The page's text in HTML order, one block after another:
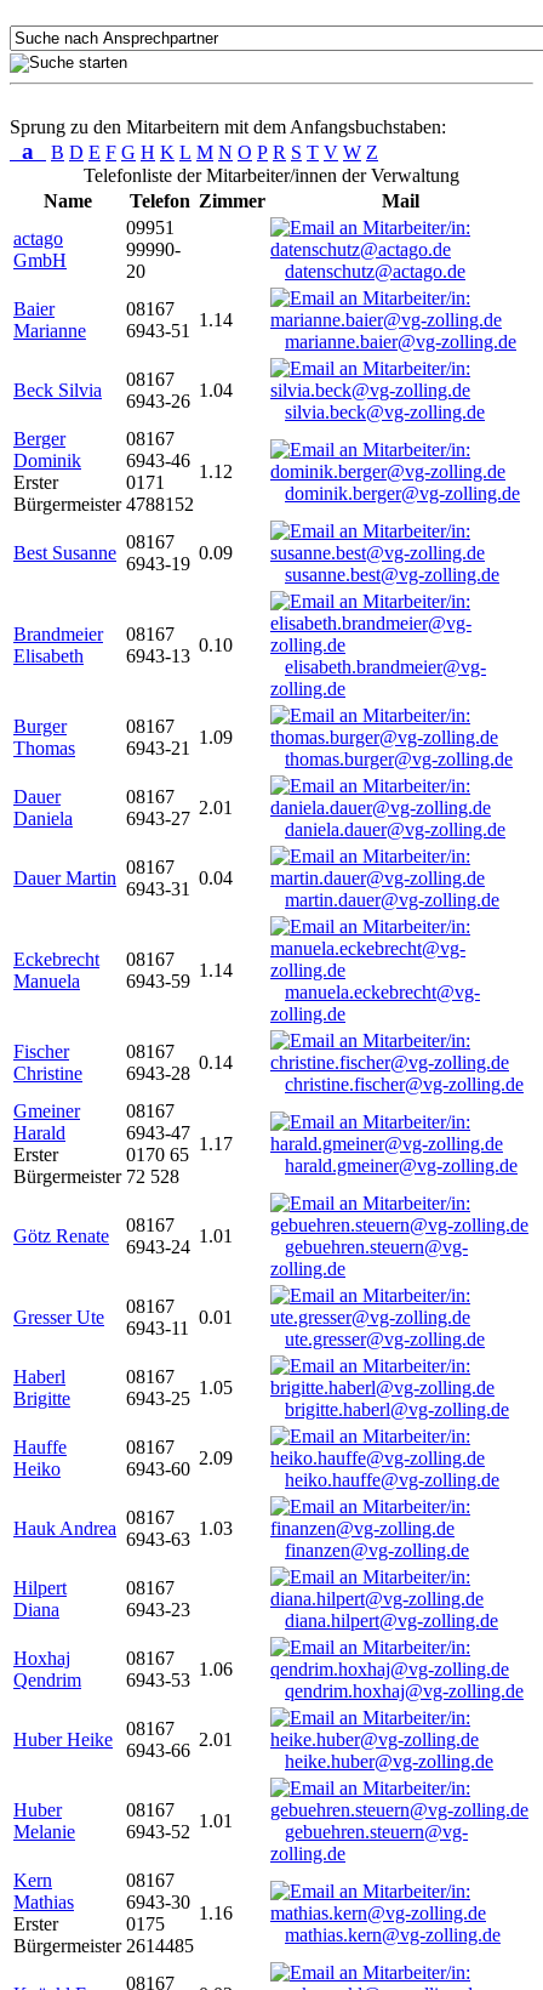
Sprung zu den Mitarbeitern mit dem Anfangsbuchstaben:
a B D E F G H K L M N O P R S T V W Z
Telefonliste der Mitarbeiter/innen der Verwaltung
Name
Telefon Zimmer
Mail
actago
GmbH
09951
99990-
20
datenschutz@actago.de
Baier
Marianne
08167
6943-51
1.14
marianne.baier@vg-zolling.de
Beck Silvia
08167
6943-26
1.04
silvia.beck@vg-zolling.de
Berger
Dominik
Erster
Bürgermeister
08167
6943-46
0171
4788152
1.12
dominik.berger@vg-zolling.de
Best Susanne
08167
6943-19
0.09
susanne.best@vg-zolling.de
Brandmeier
Elisabeth
08167
6943-13
0.10
elisabeth.brandmeier@vg-
zolling.de
Burger
Thomas
08167
6943-21
1.09
thomas.burger@vg-zolling.de
Dauer
Daniela
08167
6943-27
2.01
daniela.dauer@vg-zolling.de
Dauer Martin
08167
6943-31
0.04
martin.dauer@vg-zolling.de
Eckebrecht
Manuela
08167
6943-59
1.14
manuela.eckebrecht@vg-
zolling.de
Fischer
Christine
08167
6943-28
0.14
christine.fischer@vg-zolling.de
Gmeiner
Harald
Erster
Bürgermeister
08167
6943-47
0170 65
72 528
1.17
harald.gmeiner@vg-zolling.de
Götz Renate
08167
6943-24
1.01
gebuehren.steuern@vg-
zolling.de
Gresser Ute
08167
6943-11
0.01
ute.gresser@vg-zolling.de
Haberl
Brigitte
08167
6943-25
1.05
brigitte.haberl@vg-zolling.de
Hauffe
Heiko
08167
6943-60
2.09
heiko.hauffe@vg-zolling.de
Hauk Andrea
08167
6943-63
1.03
finanzen@vg-zolling.de
Hilpert
Diana
08167
6943-23
diana.hilpert@vg-zolling.de
Hoxhaj
Qendrim
08167
6943-53
1.06
qendrim.hoxhaj@vg-zolling.de
Huber Heike
08167
6943-66
2.01
heike.huber@vg-zolling.de
Huber
Melanie
08167
6943-52
1.01
gebuehren.steuern@vg-
zolling.de
Kern
Mathias
Erster
Bürgermeister
08167
6943-30
0175
2614485
1.16
mathias.kern@vg-zolling.de
08167